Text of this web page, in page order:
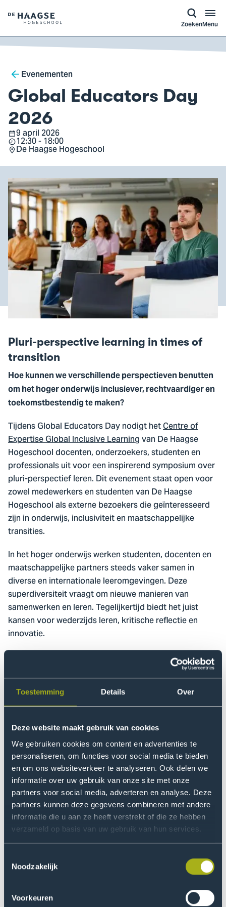
Toestemming Details Over
Deze website maakt gebruik van cookies
We gebruiken cookies om content en advertenties te
personaliseren, om functies voor social media te bieden
en om ons websiteverkeer te analyseren. Ook delen we
informatie over uw gebruik van onze site met onze
partners voor social media, adverteren en analyse. Deze
partners kunnen deze gegevens combineren met andere
informatie die u aan ze heeft verstrekt of die ze hebben
verzameld op basis van uw gebruik van hun services.
Noodzakelijk
Voorkeuren
Logo
van
De
Hogeschool,
ga
naar
de
homepagina
ZoekenMenu
Breadcrumb
Evenementen
Global Educators Day
2026
Datum
9 april 2026
Tijd12:30 - 18:00
Locatie
De Haagse Hogeschool
Pluri-perspective learning in times of
transition
Hoe kunnen we verschillende perspectieven benutten
om het hoger onderwijs inclusiever, rechtvaardiger en
toekomstbestendig te maken?
Tijdens Global Educators Day nodigt hetCentre of
Expertise Global Inclusive Learningvan De Haagse
Hogeschool docenten, onderzoekers, studenten en
professionals uit voor een inspirerend symposium over
pluri-perspectief leren. Dit evenement staat open voor
zowel medewerkers en studenten van De Haagse
Hogeschool als externe bezoekers die geïnteresseerd
zijn in onderwijs, inclusiviteit en maatschappelijke
transities.
In het hoger onderwijs werken studenten, docenten en
maatschappelijke partners steeds vaker samen in
diverse en internationale leeromgevingen. Deze
superdiversiteit vraagt om nieuwe manieren van
samenwerken en leren. Tegelijkertijd biedt het juist
kansen voor wederzijds leren, kritische reflectie en
innovatie.
Tijdens dit symposium verkennen we pluri-perspectief
leren: een benadering die verschillende perspectieven,
achtergronden en ervaringen samenbrengt in
leerprocessen. Door in dialoog te gaan met anderen
kunnen studenten en professionals leren voorbij hun
eigen referentiekaders te denken en samen nieuwe
inzichten ontwikkelen.
Programma en thema’s
Tijdens de middag gaan we in op vier samenhangende
thema’s:
PluriPerspective Learning for Green Transitions &
Climate Justice
Hoe kunnen diverse perspectieven bijdragen aan
meer rechtvaardige en inclusieve benaderingen
Inclusive Leadership for PluriPerspective Learning